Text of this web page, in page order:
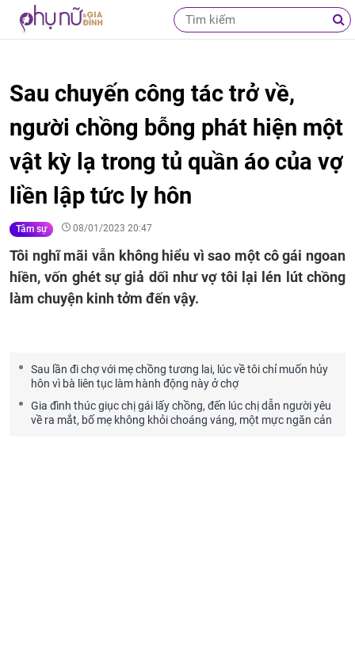
Sau chuyến công tác trở về,
người chồng bỗng phát hiện một
vật kỳ lạ trong tủ quần áo của vợ
liền lập tức ly hôn
Tâm sự 08/01/2023 20:47
Tôi nghĩ mãi vẫn không hiểu vì sao một cô gái ngoan
hiền, vốn ghét sự giả dối như vợ tôi lại lén lút chồng
làm chuyện kinh tởm đến vậy.
Sau lần đi chợ với mẹ chồng tương lai, lúc về tôi chỉ muốn hủy
hôn vì bà liên tục làm hành động này ở chợ
Gia đình thúc giục chị gái lấy chồng, đến lúc chị dẫn người yêu
về ra mắt, bố mẹ không khỏi choáng váng, một mực ngăn cản